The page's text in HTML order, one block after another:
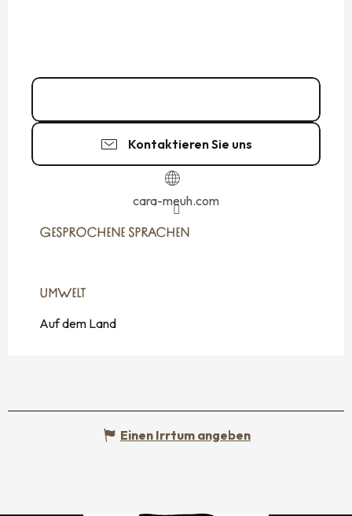
Kontaktieren Sie uns
cara-meuh.com
GESPROCHENE SPRACHEN
GESPROCHENE SPRACHEN
UMWELT
UMWELT
Auf dem Land
Einen Irrtum angeben